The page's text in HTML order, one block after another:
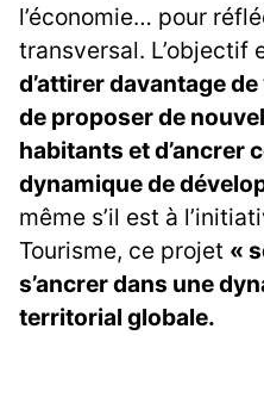
l’économie… pour
transversal. L’objectif
d’attirer davantage
de proposer de
habitants et d’ancrer
dynamique de
même s’il est à
Tourisme, ce projet «
s’ancrer dans une
territorial globale.